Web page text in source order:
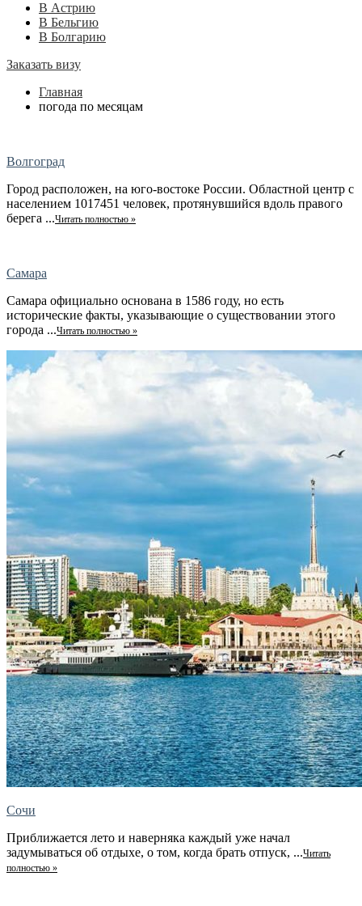
В Астрию
В Бельгию
В Болгарию
Заказать визу
Главная
погода по месяцам
Волгоград
Город расположен, на юго-востоке России. Областной центр с
населением 1017451 человек, протянувшийся вдоль правого
берега ...Читать полностью »
Самара
Самара официально основана в 1586 году, но есть
исторические факты, указывающие о существовании этого
города ...Читать полностью »
Сочи
Приближается лето и наверняка каждый уже начал
задумываться об отдыхе, о том, когда брать отпуск, ...Читать
полностью »